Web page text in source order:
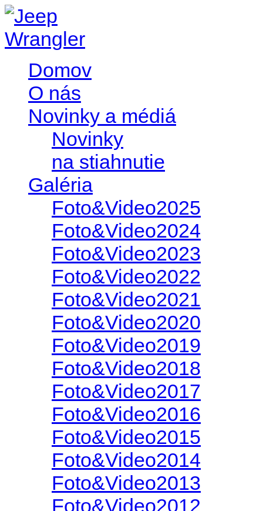
Domov
O nás
Novinky a médiá
Novinky
na stiahnutie
Galéria
Foto&Video2025
Foto&Video2024
Foto&Video2023
Foto&Video2022
Foto&Video2021
Foto&Video2020
Foto&Video2019
Foto&Video2018
Foto&Video2017
Foto&Video2016
Foto&Video2015
Foto&Video2014
Foto&Video2013
Foto&Video2012